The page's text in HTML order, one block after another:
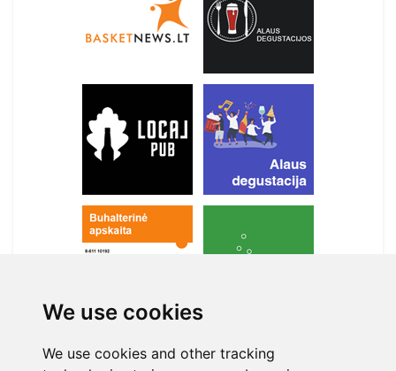
We use cookies
We use cookies and other tracking